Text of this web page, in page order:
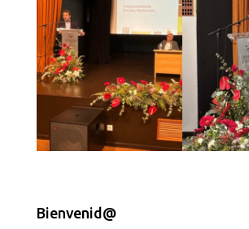
Bienvenid@